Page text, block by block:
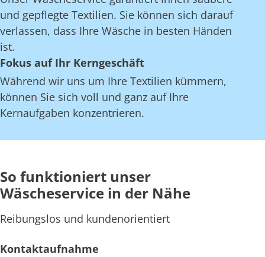
und gepflegte Textilien. Sie können sich darauf
verlassen, dass Ihre Wäsche in besten Händen
ist.
Fokus auf Ihr Kerngeschäft
Während wir uns um Ihre Textilien kümmern,
können Sie sich voll und ganz auf Ihre
Kernaufgaben konzentrieren.
So funktioniert unser
Wäscheservice in der Nähe
Reibungslos und kundenorientiert
Kontaktaufnahme